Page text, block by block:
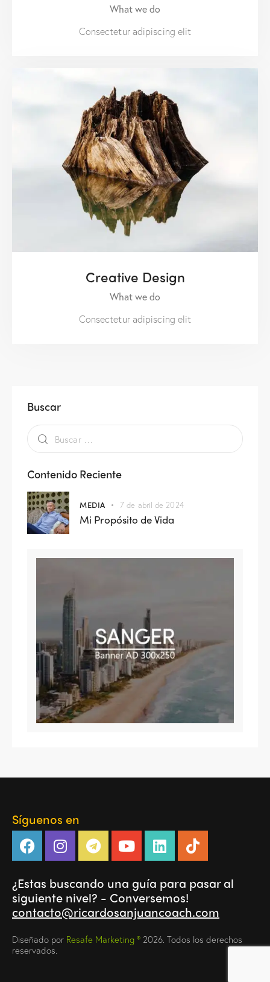
What we do
Consectetur adipiscing elit
Creative Design
What we do
Consectetur adipiscing elit
Buscar
Contenido Reciente
MEDIA 7 de abril de 2024
Mi Propósito de Vida
Síguenos en
¿Estas buscando una guía para pasar al
siguiente nivel? - Conversemos!
contacto@ricardosanjuancoach.com
Diseñado por Resafe Marketing ® 2026. Todos los derechos
reservados.